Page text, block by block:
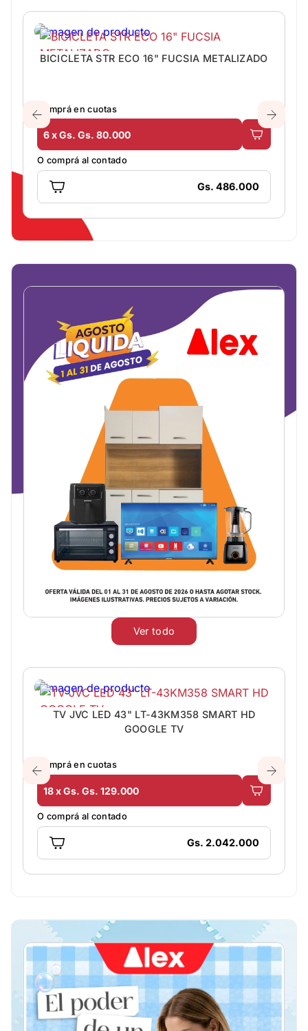
BICICLETA STR ECO 16" FUCSIA METALIZADO
Comprá en cuotas
6 x Gs. Gs. 80.000
O comprá al contado
Gs. 486.000
Ver todo
TV JVC LED 43" LT-43KM358 SMART HD
GOOGLE TV
Comprá en cuotas
18 x Gs. Gs. 129.000
O comprá al contado
Gs. 2.042.000